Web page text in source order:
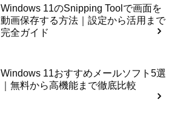
Windows 11のSnipping Toolで画面を
動画保存する方法｜設定から活用まで
完全ガイド
Windows 11おすすめメールソフト5選
｜無料から高機能まで徹底比較